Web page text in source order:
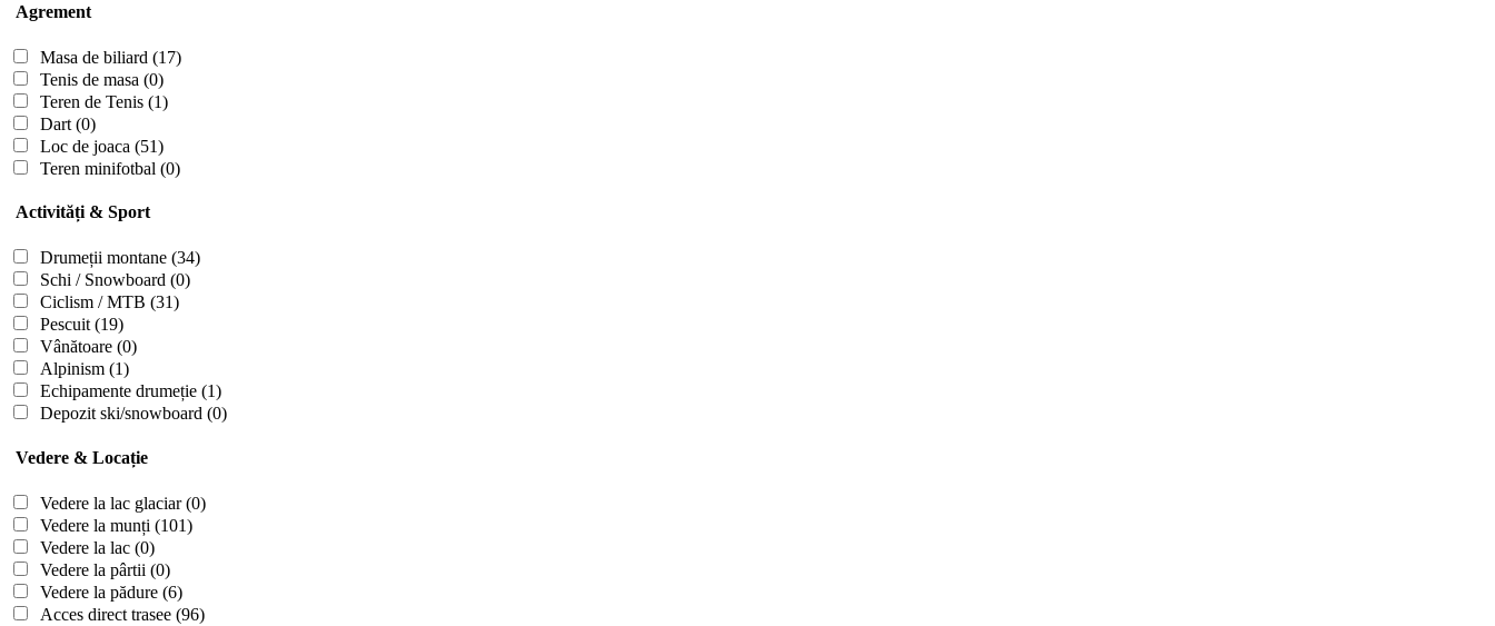
Agrement
Masa de biliard (17)
Tenis de masa (0)
Teren de Tenis (1)
Dart (0)
Loc de joaca (51)
Teren minifotbal (0)
Activități & Sport
Drumeții montane (34)
Schi / Snowboard (0)
Ciclism / MTB (31)
Pescuit(19)
Vânătoare (0)
Alpinism (1)
Echipamente drumeție (1)
Depozit ski/snowboard (0)
Vedere & Locație
Vedere la lac glaciar(0)
Vedere la munți (101)
Vedere la lac (0)
Vedere la pârtii (0)
Vedere la pădure (6)
Acces direct trasee (96)